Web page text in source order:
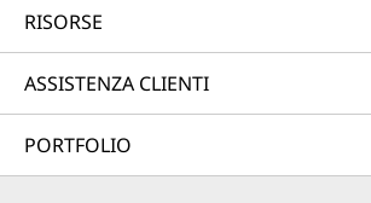
RISORSE
ASSISTENZA CLIENTI
PORTFOLIO